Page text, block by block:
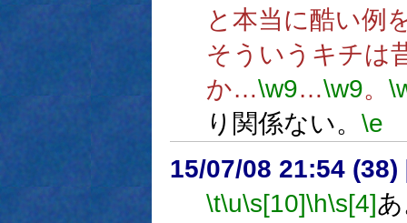
と本当に酷い例
そういうキチは
か…\w9…\w9。
り関係ない。 \e
15/07/08 21:54 (38)
\t\u\s[10]\h\s[4]